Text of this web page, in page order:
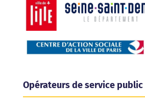
Opérateurs de service public